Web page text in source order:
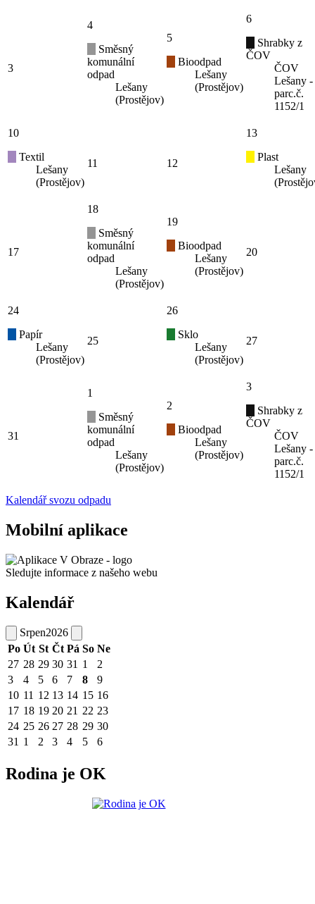
3
4
Směsný
komunální
odpad
Lešany
(Prostějov)
5
Bioodpad
Lešany
(Prostějov)
6
Shrabky z
ČOV
ČOV
Lešany -
parc.č.
1152/1
10
Textil
Lešany
(Prostějov)
11 12
13
Plast
Lešany
17
18
Směsný
komunální
odpad
Lešany
(Prostějov)
19
Bioodpad
Lešany
(Prostějov)
20
24
Papír
Lešany
(Prostějov)
25
26
Sklo
Lešany
(Prostějov)
27
31
1
Směsný
komunální
odpad
Lešany
(Prostějov)
2
Bioodpad
Lešany
(Prostějov)
3
Shrabky z
ČOV
ČOV
Lešany -
parc.č.
1152/1
Kalendář svozu odpadu
Mobilní aplikace
Sledujte informace z našeho webu
Kalendář
Srpen2026
Po Út St Čt Pá So Ne
27 28 29 30 31 1
2
3
4 5 6 7 8
9
10 11 12 13 14 15 16
17 18 19 20 21 22 23
24 25 26 27 28 29 30
31 1 2 3 4 5 6
Rodina je OK